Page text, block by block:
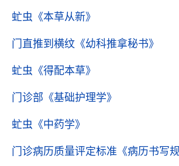
虻虫 《本草从新》
门直推到横纹 《幼科推拿秘书》
虻虫 《得配本草》
门诊部 《基础护理学》
虻虫 《中药学》
门诊病历质量评定标准 《病历书写